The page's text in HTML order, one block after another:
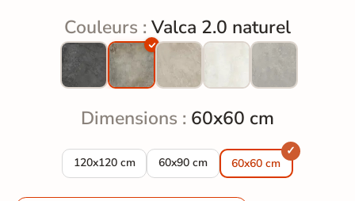
Couleurs : Valca 2.0 naturel
Dimensions : 60x60 cm
120x120 cm
Dalle extérieur Valca 2.0 naturel R11 120x120 cm
60x90 cm
Dalle extérieur Valca 2.0 naturel R11
60x60 cm